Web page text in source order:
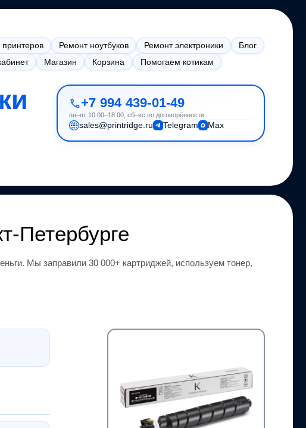
Ремонт ноутбуков Ремонт электроники
Блог
Магазин Корзина Помогаем котикам
+7 994 439-01-49
пн–пт 10:00–18:00, сб–вс по договорённости
sales@printridge.ru Telegram Max
Петербурге
Мы заправили 30 000+ картриджей, используем тонер,